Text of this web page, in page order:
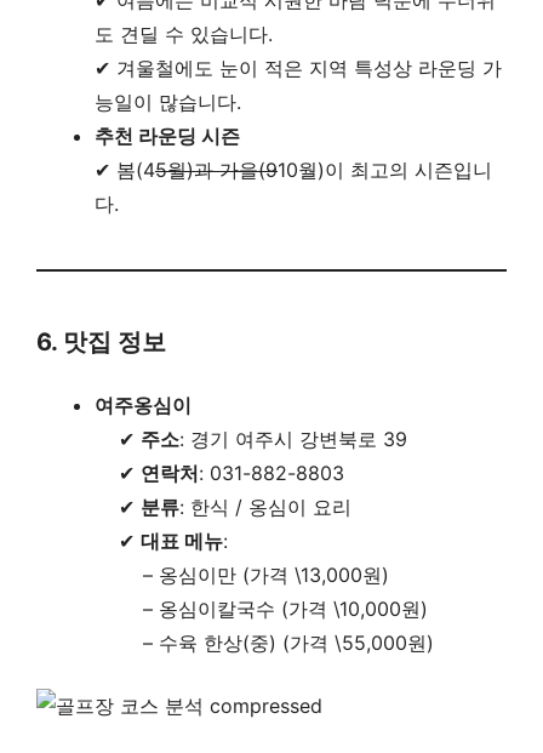
도 견딜 수 있습니다.
✔ 겨울철에도 눈이 적은 지역 특성상 라운딩 가
능일이 많습니다.
추천 라운딩 시즌
✔ 봄(45월)과 가을(910월)이 최고의 시즌입니
다.
6. 맛집 정보
여주옹심이
✔ 주소: 경기 여주시 강변북로 39
✔ 연락처: 031-882-8803
✔ 분류: 한식 / 옹심이 요리
✔ 대표 메뉴:
– 옹심이만 (가격 \13,000원)
– 옹심이칼국수 (가격 \10,000원)
– 수육 한상(중) (가격 \55,000원)